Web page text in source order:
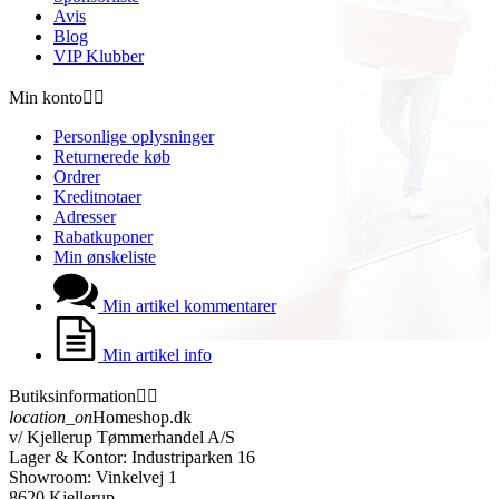
Avis
Blog
VIP Klubber
Min konto 
Personlige oplysninger
Returnerede køb
Ordrer
Kreditnotaer
Adresser
Rabatkuponer
Min ønskeliste
Min artikel kommentarer
Min artikel info
Butiksinformation 
location_onHomeshop.dk
v/ Kjellerup Tømmerhandel A/S
Lager & Kontor: Industriparken 16
Showroom: Vinkelvej 1